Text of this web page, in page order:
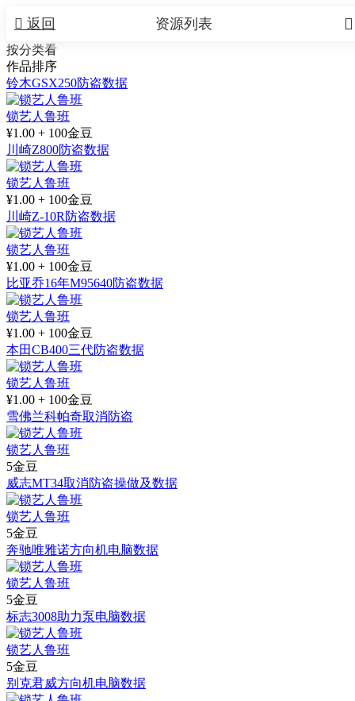
 返回 
资源列表
按分类看
作品排序
铃木GSX250防盗数据
锁艺人鲁班
¥1.00 + 100金豆
川崎Z800防盗数据
锁艺人鲁班
¥1.00 + 100金豆
川崎Z-10R防盗数据
锁艺人鲁班
¥1.00 + 100金豆
比亚乔16年M95640防盗数据
锁艺人鲁班
¥1.00 + 100金豆
本田CB400三代防盗数据
锁艺人鲁班
¥1.00 + 100金豆
雪佛兰科帕奇取消防盗
锁艺人鲁班
5金豆
威志MT34取消防盗操做及数据
锁艺人鲁班
5金豆
奔驰唯雅诺方向机电脑数据
锁艺人鲁班
5金豆
标志3008助力泵电脑数据
锁艺人鲁班
5金豆
别克君威方向机电脑数据